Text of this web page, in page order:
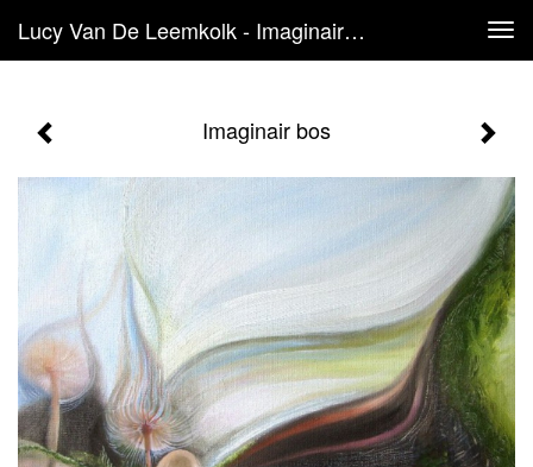
Lucy Van De Leemkolk - Imaginair Bos
Imaginair bos